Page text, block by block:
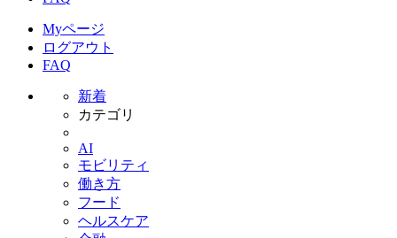
Myページ
ログアウト
FAQ
新着
カテゴリ
AI
モビリティ
働き方
フード
ヘルスケア